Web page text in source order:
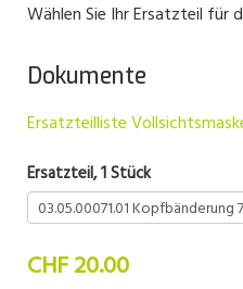
Wählen Sie Ihr Ersatzteil für
Dokumente
Ersatzteilliste
Ersatzteil, 1 Stück
CHF 20.00